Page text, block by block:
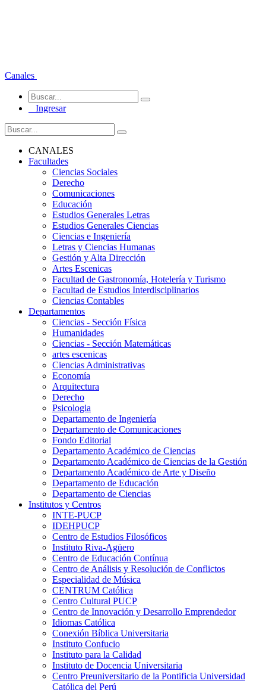
Canales
Ingresar
CANALES
Facultades
Ciencias Sociales
Derecho
Comunicaciones
Educación
Estudios Generales Letras
Estudios Generales Ciencias
Ciencias e Ingeniería
Letras y Ciencias Humanas
Gestión y Alta Dirección
Artes Escenicas
Facultad de Gastronomía, Hotelería y Turismo
Facultad de Estudios Interdisciplinarios
Ciencias Contables
Departamentos
Ciencias - Sección Física
Humanidades
Ciencias - Sección Matemáticas
artes escenicas
Ciencias Administrativas
Economía
Arquitectura
Derecho
Psicologia
Departamento de Ingeniería
Departamento de Comunicaciones
Fondo Editorial
Departamento Académico de Ciencias
Departamento Académico de Ciencias de la Gestión
Departamento Académico de Arte y Diseño
Departamento de Educación
Departamento de Ciencias
Institutos y Centros
INTE-PUCP
IDEHPUCP
Centro de Estudios Filosóficos
Instituto Riva-Agüero
Centro de Educación Contínua
Centro de Análisis y Resolución de Conflictos
Especialidad de Música
CENTRUM Católica
Centro Cultural PUCP
Centro de Innovación y Desarrollo Emprendedor
Idiomas Católica
Conexión Bíblica Universitaria
Instituto Confucio
Instituto para la Calidad
Instituto de Docencia Universitaria
Centro Preuniversitario de la Pontificia Universidad
Católica del Perú